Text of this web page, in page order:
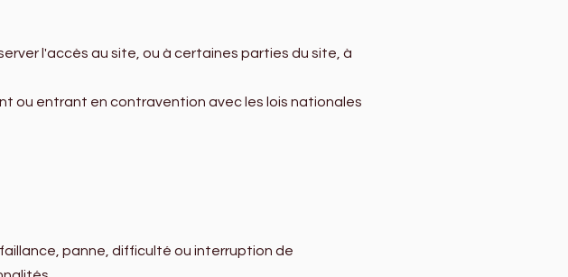
l'accès au site, ou à certaines parties du site, à
ou entrant en contravention avec les lois nationales
panne, difficulté ou interruption de